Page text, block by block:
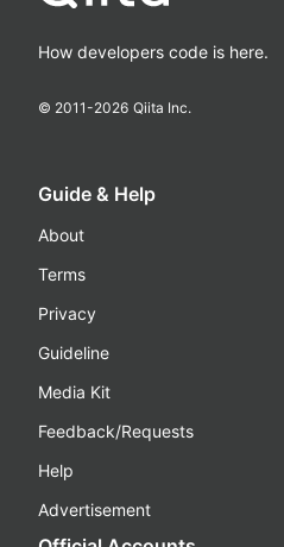
How developers code is here.
© 2011-2026 Qiita Inc.
Guide & Help
About
Terms
Privacy
Guideline
Media Kit
Feedback/Requests
Help
Advertisement